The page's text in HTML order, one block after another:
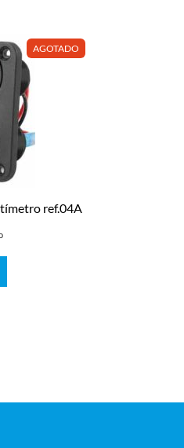
AGOTADO
ref.04A